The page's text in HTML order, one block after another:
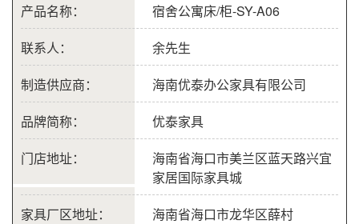
产品名称：
宿舍公寓床/柜-SY-A06
联系人：
余先生
制造供应商：
海南优泰办公家具有限公司
品牌简称：
优泰家具
门店地址：
海南省海口市美兰区蓝天路兴宜
家居国际家具城
家具厂区地址：
海南省海口市龙华区薛村